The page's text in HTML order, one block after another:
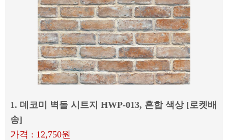
1. 데코미 벽돌 시트지 HWP-013, 혼합 색상 [로켓배
송]
가격 : 12,750원